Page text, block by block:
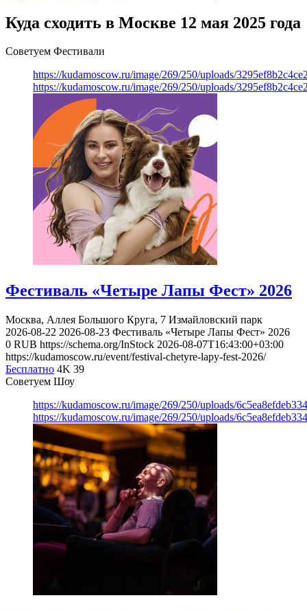
Куда сходить в Москве 12 мая 2025 года
Советуем Фестивали
https://kudamoscow.ru/image/269/250/uploads/
https://kudamoscow.ru/image/269/250/uploads/
Фестиваль «Четыре Лапы Фест» 2026
Москва, Аллея Большого Круга, 7 Измайловский парк
2026-08-22 2026-08-23 Фестиваль «Четыре Лапы Фест» 2026
0 RUB https://schema.org/InStock 2026-08-07T16:43:00+03:00
https://kudamoscow.ru/event/festival-chetyre-lapy-fest-2026/
Бесплатно 4K 39
Советуем Шоу
https://kudamoscow.ru/image/269/250/uploads/
https://kudamoscow.ru/image/269/250/uploads/